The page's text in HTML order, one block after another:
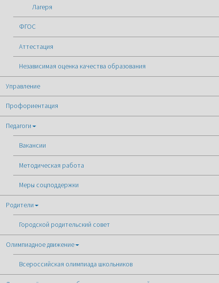
Лагеря
ФГОС
Аттестация
Независимая оценка качества образования
Управление
Профориентация
Педагоги
Вакансии
Методическая работа
Меры соцподдержки
Родители
Городской родительский совет
Олимпиадное движение
Всероссийская олимпиада школьников